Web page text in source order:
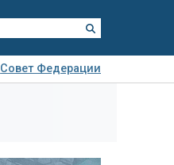
Совет Федерации